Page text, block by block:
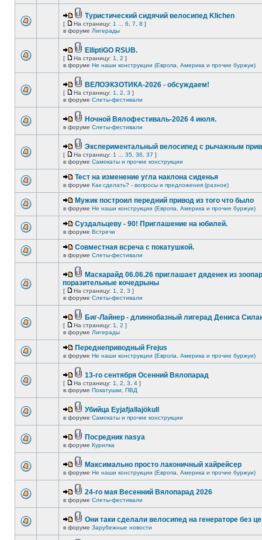
Туристический сидячий велосипед Klichen
[ На страницу: 1 6 7 8 ]
в форуме Лигерады
ElliptiGO RSUB.
[ На страницу: 1 2 ]
в форуме Не наши конструкции (Европа, Америка и прочие буржуи)
ВЕЛОЭКЗОТИКА-2026 - обсуждаем!
[ На страницу: 1 2 3 ]
в форуме Слеты-фестивали
Ночной Вялофестиваль-2026 4 июля.
в форуме Слеты-фестивали
Экспериментальный велосипед с рычажным
[ На страницу: 1 35 36 37 ]
в форуме Самокаты и прочие конструкции
Тест на изменение угла наклона сиденья
в форуме Как сделать? - вопросы и предложения (разное)
Мужик построил передний привод из того что было
в форуме Не наши конструкции (Европа, Америка и прочие буржуи)
Суздальцеву - 90! Приглашение на юбилей.
в форуме Встречи
Совместная всреча с покатушкой.
в форуме Слеты-фестивали
Маскарайд 06.06.26 приглашает дяденек из
поразительные кочедрыны
[ На страницу: 1 2 3 ]
в форуме Слеты-фестивали
Биг-Лайнер - длиннобазный лигерад Дениса
[ На страницу: 1 2 ]
в форуме Лигерады
Переднеприводный Frejus
в форуме Не наши конструкции (Европа, Америка и прочие буржуи)
13-го сентября Осенний Вялопарад
[ На страницу: 1 2 3 4 ]
в форуме Покатушки, ПВД
Убийца Eyjafjallajökull
в форуме Самокаты и прочие конструкции
Посредник nasya
в форуме Курилка
Максимально просто лаконичный хайрейсер
в форуме Не наши конструкции (Европа, Америка и прочие буржуи)
24-го мая Весенний Вялопарад 2026
в форуме Слеты-фестивали
Они таки сделали велосипед на генераторе без
в форуме Зарубежные новости